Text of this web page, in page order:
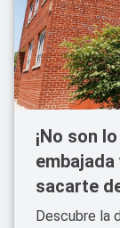
¡No son
sacarte
Descubre la